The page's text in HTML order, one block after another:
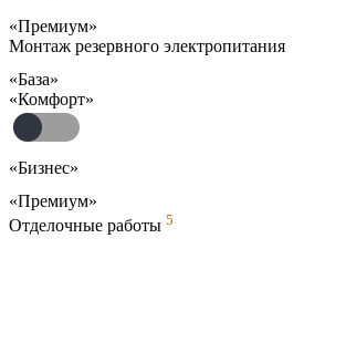
«Премиум»
Монтаж резервного электропитания
«База»
«Комфорт»
«Бизнес»
«Премиум»
Отделочные работы 5